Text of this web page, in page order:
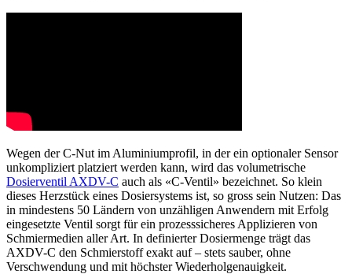
Wegen der C-Nut im Aluminiumprofil, in der ein optionaler Sensor
unkompliziert platziert werden kann, wird das volumetrische
Dosierventil AXDV-C auch als «C-Ventil» bezeichnet. So klein
dieses Herzstück eines Dosiersystems ist, so gross sein Nutzen: Das
in mindestens 50 Ländern von unzähligen Anwendern mit Erfolg
eingesetzte Ventil sorgt für ein prozesssicheres Applizieren von
Schmiermedien aller Art. In definierter Dosiermenge trägt das
AXDV-C den Schmierstoff exakt auf – stets sauber, ohne
Verschwendung und mit höchster Wiederholgenauigkeit.